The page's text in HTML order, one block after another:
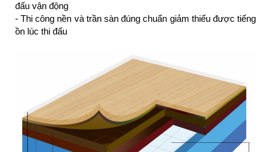
đấu vận động
- Thi công nền và trần sàn đúng chuẩn giảm thiểu được tiếng
ồn lúc thi đấu